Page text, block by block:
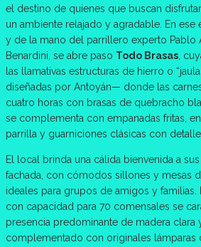
el destino de quienes que buscan
un ambiente relajado y agradable. En
y de la mano del parrillero experto Pablo
Benardini, se abre paso Todo Brasas,
las llamativas estructuras de hierro o
diseñadas por Antoyán— donde las
cuatro horas con brasas de quebracho
se complementa con empanadas fritas,
parrilla y guarniciones clásicas con
El local brinda una cálida bienvenida a
fachada, con cómodos sillones y mesas
ideales para grupos de amigos y familias.
con capacidad para 70 comensales se
presencia predominante de madera clara
complementado con originales lámparas